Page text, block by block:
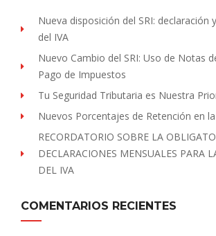
Nueva disposición del SRI: declaración
del IVA
Nuevo Cambio del SRI: Uso de Notas
Pago de Impuestos
Tu Seguridad Tributaria es Nuestra
Nuevos Porcentajes de Retención en
RECORDATORIO SOBRE LA
DECLARACIONES MENSUALES PARA
DEL IVA
COMENTARIOS RECIENTES